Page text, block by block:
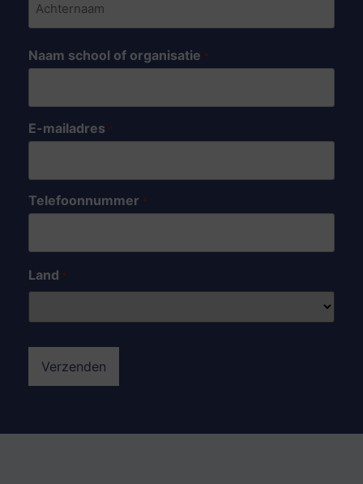
Naam school of organisatie *
E-mailadres *
Telefoonnummer *
Land *